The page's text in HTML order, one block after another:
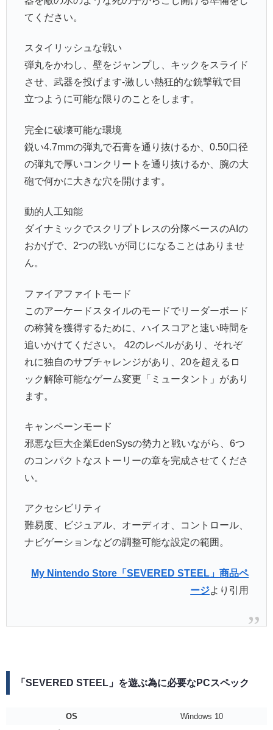
てください。
スタイリッシュな戦い
弾丸をかわし、壁をジャンプし、キックをスライド
させ、武器を投げます-激しい熱狂的な銃撃戦で目
立つように可能な限りのことをします。
完全に破壊可能な環境
鋭い4.7mmの弾丸で石膏を通り抜けるか、0.50口径
の弾丸で厚いコンクリートを通り抜けるか、腕の大
砲で何かに大きな穴を開けます。
動的人工知能
ダイナミックでスクリプトレスの分隊ベースのAIの
おかげで、2つの戦いが同じになることはありませ
ん。
ファイアファイトモード
このアーケードスタイルのモードでリーダーボード
の称賛を獲得するために、ハイスコアと速い時間を
追いかけてください。 42のレベルがあり、それぞ
れに独自のサブチャレンジがあり、20を超えるロ
ック解除可能なゲーム変更「ミュータント」があり
ます。
キャンペーンモード
邪悪な巨大企業EdenSysの勢力と戦いながら、6つ
のコンパクトなストーリーの章を完成させてくださ
い。
アクセシビリティ
難易度、ビジュアル、オーディオ、コントロール、
ナビゲーションなどの調整可能な設定の範囲。
My Nintendo Store「SEVERED STEEL」商品ペ
ージより引用
「SEVERED STEEL」を遊ぶ為に必要なPCスペック
OS
Windows 10